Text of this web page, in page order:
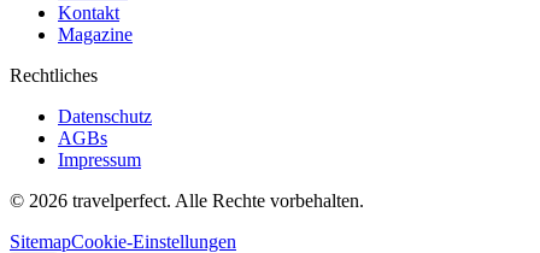
Kontakt
Magazine
Rechtliches
Datenschutz
AGBs
Impressum
© 2026 travelperfect. Alle Rechte vorbehalten.
SitemapCookie-Einstellungen